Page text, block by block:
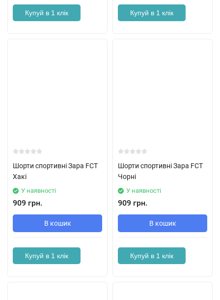
Купуй в 1 клік Купуй в 1 клік
Шорти спортивні Зара FCT
Хакі
У наявності
909 грн.
В кошик
Купуй в 1 клік
Шорти спортивні Зара FCT
Чорні
У наявності
909 грн.
В кошик
Купуй в 1 клік